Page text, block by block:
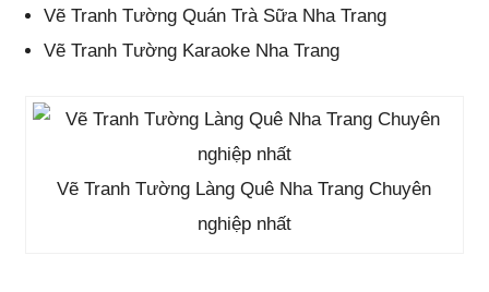
Vẽ Tranh Tường Quán Trà Sữa Nha Trang
Vẽ Tranh Tường Karaoke Nha Trang
Vẽ Tranh Tường Làng Quê Nha Trang Chuyên
nghiệp nhất